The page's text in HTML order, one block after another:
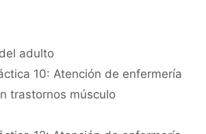
adulto
10: Atención de enfermería
trastornos músculo